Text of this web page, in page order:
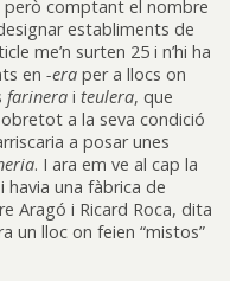
comptant el nombre
establiments de
me’n surten 25 i n’hi ha
en -era per a llocs on
farinera i teulera, que
a la seva condició
a posar unes
. I ara em ve al cap la
havia una fàbrica de
Aragó i Ricard Roca, dita
un lloc on feien “mistos”